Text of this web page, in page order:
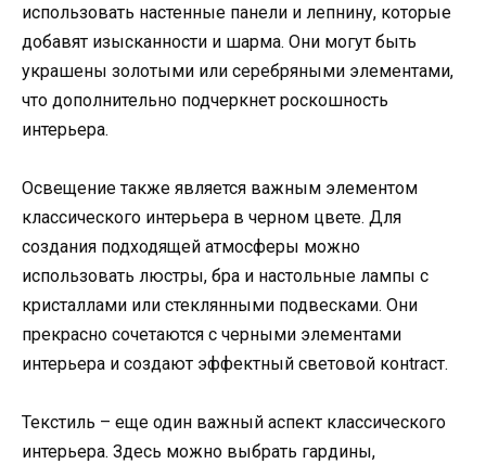
использовать настенные панели и лепнину, которые
добавят изысканности и шарма. Они могут быть
украшены золотыми или серебряными элементами,
что дополнительно подчеркнет роскошность
интерьера.
Освещение также является важным элементом
классического интерьера в черном цвете. Для
создания подходящей атмосферы можно
использовать люстры, бра и настольные лампы с
кристаллами или стеклянными подвесками. Они
прекрасно сочетаются с черными элементами
интерьера и создают эффектный световой конtrаст.
Текстиль – еще один важный аспект классического
интерьера. Здесь можно выбрать гардины,